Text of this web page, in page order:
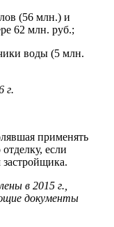
(56 млн.) и
62 млн. руб.;
воды (5 млн.
г.
применять
если
застройщика.
в 2015 г.,
документы